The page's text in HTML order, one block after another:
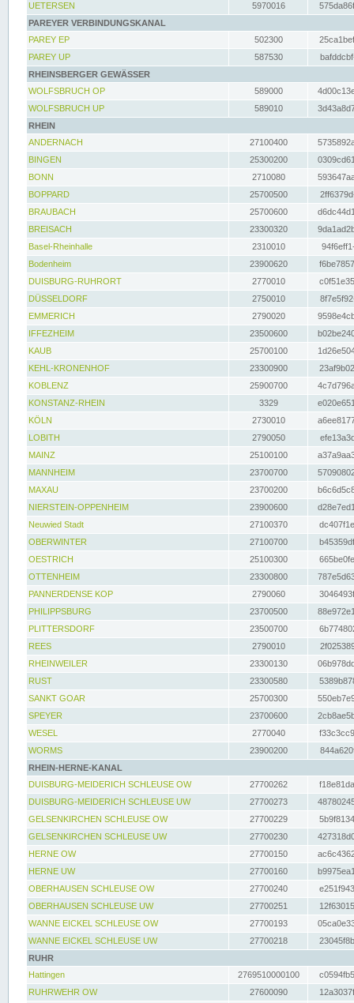
UETERSEN
5970016
PAREYER VERBINDUNGSKANAL
PAREY EP
502300
PAREY UP
587530
RHEINSBERGER GEWÄSSER
WOLFSBRUCH OP
589000
WOLFSBRUCH UP
589010
RHEIN
ANDERNACH
27100400
BINGEN
25300200
BONN
2710080
BOPPARD
25700500
BRAUBACH
25700600
BREISACH
23300320
Basel-Rheinhalle
2310010
Bodenheim
23900620
DUISBURG-RUHRORT
2770010
DÜSSELDORF
2750010
EMMERICH
2790020
IFFEZHEIM
23500600
KAUB
25700100
KEHL-KRONENHOF
23300900
KOBLENZ
25900700
KONSTANZ-RHEIN
3329
KÖLN
2730010
LOBITH
2790050
MAINZ
25100100
MANNHEIM
23700700
MAXAU
23700200
NIERSTEIN-OPPENHEIM
23900600
Neuwied Stadt
27100370
OBERWINTER
27100700
OESTRICH
25100300
OTTENHEIM
23300800
PANNERDENSE KOP
2790060
PHILIPPSBURG
23700500
PLITTERSDORF
23500700
REES
2790010
RHEINWEILER
23300130
RUST
23300580
SANKT GOAR
25700300
SPEYER
23700600
WESEL
2770040
WORMS
23900200
RHEIN-HERNE-KANAL
DUISBURG-MEIDERICH SCHLEUSE OW
27700262
DUISBURG-MEIDERICH SCHLEUSE UW
27700273
GELSENKIRCHEN SCHLEUSE OW
27700229
GELSENKIRCHEN SCHLEUSE UW
27700230
HERNE OW
27700150
HERNE UW
27700160
OBERHAUSEN SCHLEUSE OW
27700240
OBERHAUSEN SCHLEUSE UW
27700251
WANNE EICKEL SCHLEUSE OW
27700193
WANNE EICKEL SCHLEUSE UW
27700218
RUHR
Hattingen
2769510000100
RUHRWEHR OW
27600090